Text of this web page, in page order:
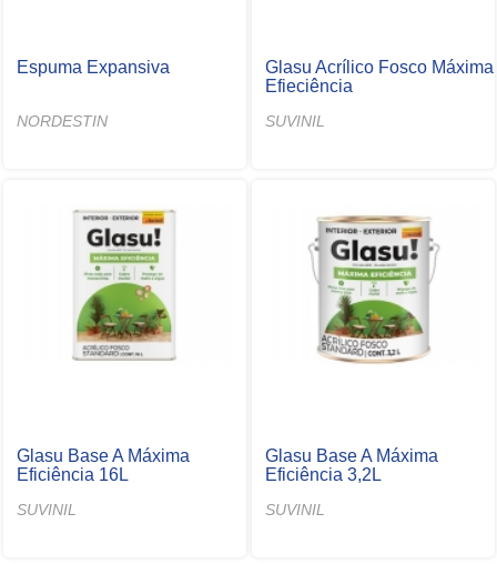
Espuma Expansiva
NORDESTIN
Glasu Acrílico Fosco Máxima
Efieciência
SUVINIL
Glasu Base A Máxima
Eficiência 16L
SUVINIL
Glasu Base A Máxima
Eficiência 3,2L
SUVINIL